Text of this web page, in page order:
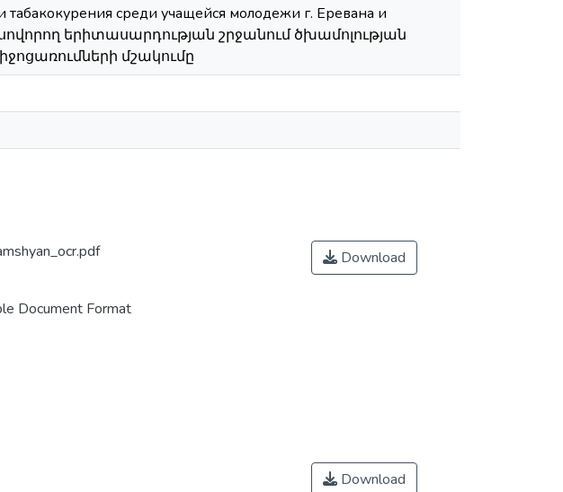
среди учащейся молодежи г. Еревана и
երիտասարդության շրջանում ծխամոլության
մշակումը
Document Format
Download
Download